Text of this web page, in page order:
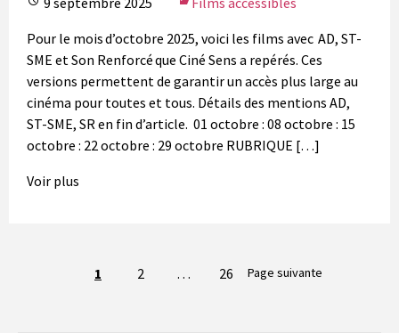
Pour le mois d’octobre 2025, voici les films avec AD, ST-
SME et Son Renforcé que Ciné Sens a repérés. Ces
versions permettent de garantir un accès plus large au
cinéma pour toutes et tous. Détails des mentions AD,
ST-SME, SR en fin d’article. 01 octobre : 08 octobre : 15
octobre : 22 octobre : 29 octobre RUBRIQUE […]
Voir plus
Navigation
1 2 … 26 Page suivante